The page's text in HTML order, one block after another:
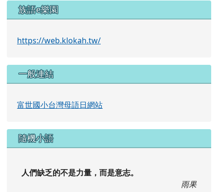
族語e樂園
https://web.klokah.tw/
一般連結
富世國小台灣母語日網站
隨機小語
人們缺乏的不是力量，而是意志。
雨果